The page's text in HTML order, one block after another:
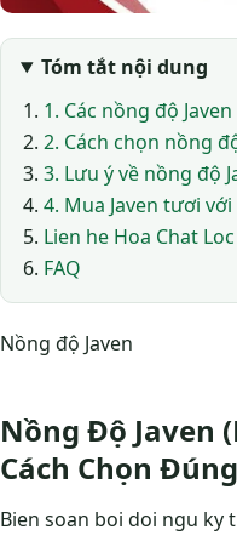
Tóm tắt nội dung
1. Các nồng độ
2. Cách chọn nồng
3. Lưu ý về nồng độ
4. Mua Javen tươi
Lien he Hoa Chat
FAQ
Nồng độ Javen
Nồng Độ Javen
Cách Chọn
Bien soan boi doi ngu ky